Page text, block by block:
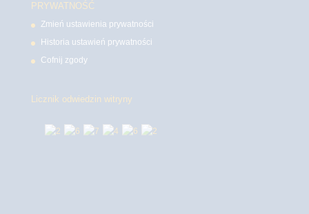
PRYWATNOŚĆ
Zmień ustawienia prywatności
Historia ustawień prywatności
Cofnij zgody
Licznik odwiedzin witryny